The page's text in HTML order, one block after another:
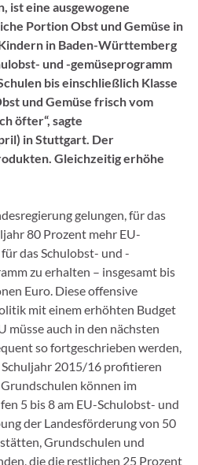
ist eine ausgewogene
Portion Obst und Gemüse in
in Baden-Württemberg
und -gemüseprogramm
bis einschließlich Klasse
und Gemüse frisch vom
öfter“, sagte
in Stuttgart. Der
Gleichzeitig erhöhe
gelungen, für das
80 Prozent mehr EU-
das Schulobst- und -
zu erhalten – insgesamt bis
Euro. Diese offensive
mit einem erhöhten Budget
müsse auch in den nächsten
so fortgeschrieben werden,
2015/16 profitieren
können im
5 bis 8 am EU-Schulobst- und
der Landesförderung von 50
Grundschulen und
die die restlichen 25 Prozent